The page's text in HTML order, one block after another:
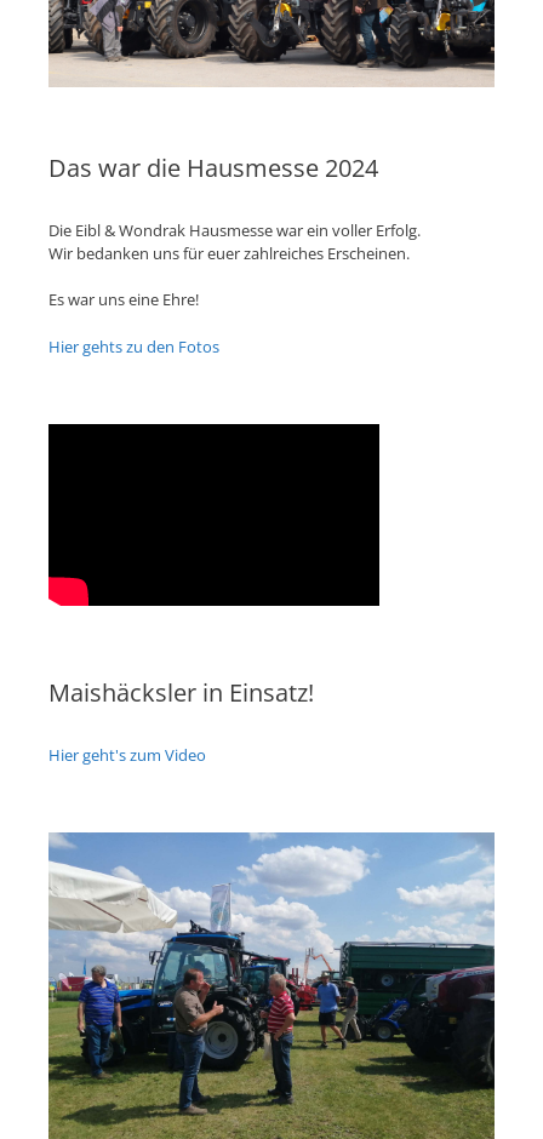
Das war die Hausmesse 2024
Die Eibl & Wondrak Hausmesse war ein voller Erfolg.
Wir bedanken uns für euer zahlreiches Erscheinen.
Es war uns eine Ehre!
Hier gehts zu den Fotos
Maishäcksler in Einsatz!
Hier geht's zum Video